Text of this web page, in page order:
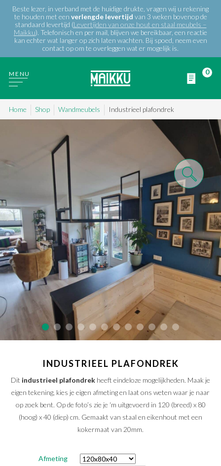
Beste lezer, in verband met de huidige drukte, vragen wij u rekening
te houden met een verlengde levertijd van 3 weken bovenop de
standaard levertijd (Levertijden van onze hout en staal meubels –
Maikku). Telefonisch en per mail, blijven we bereikbaar, een reactie
kan echter wat langer op zich laten wachten. Bij spoed, neem even
contact op om te overleggen wat er mogelijk is.
MENU 0
WIE ZIJN WIJ
PROJECTEN
BLOG
SAMPLE SALE
Maatwerk aanvragen
Levering en Retour
Levertijden
Contact
Home Shop Wandmeubels Industrieel plafondrek
INDUSTRIEEL PLAFONDREK
Dit industrieel plafondrek heeft eindeloze mogelijkheden. Maak je
eigen tekening, kies je eigen afmeting en laat ons weten waar je naar
op zoek bent. Op de foto’s zie je ‘m uitgevoerd in 120 (breed) x 80
(hoog) x 40 (diep) cm. Gemaakt van staal en eikenhout met een
kokermaat van 20mm.
Afmeting